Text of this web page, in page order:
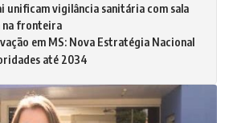
unificam vigilância sanitária com sala
na fronteira
em MS: Nova Estratégia Nacional
até 2034